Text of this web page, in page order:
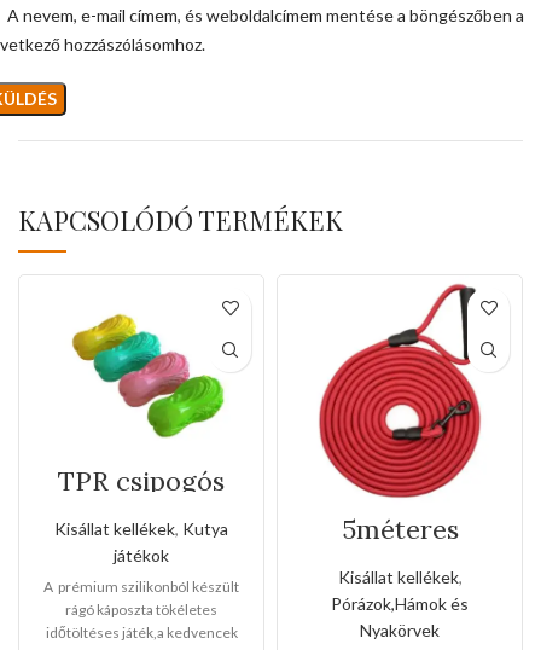
A nevem, e-mail címem, és weboldalcímem mentése a böngészőben a
hozzászólásomhoz.
KAPCSOLÓDÓ TERMÉKEK
TPR csipogós
rágó káposzta
játék
Kisállat kellékek, Kutya
játékok
A prémium szilikonból készült
rágó káposzta tökéletes
időtöltéses játék,a kedvencek
5méteres
kézipóráz
Kisállat kellékek,
Pórázok,Hámok és
Nyakörvek